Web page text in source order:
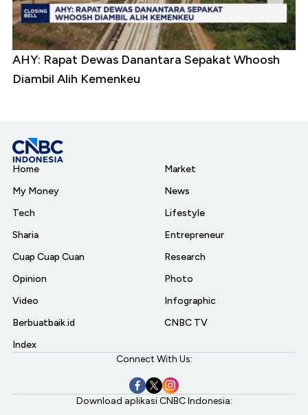
AHY: Rapat Dewas Danantara Sepakat Whoosh
Diambil Alih Kemenkeu
Home
My Money
Tech
Sharia
Cuap Cuap Cuan
Opinion
Video
Berbuatbaik.id
Index
Market
News
Lifestyle
Entrepreneur
Research
Photo
Infographic
CNBC TV
Connect With Us:
Download aplikasi CNBC Indonesia: